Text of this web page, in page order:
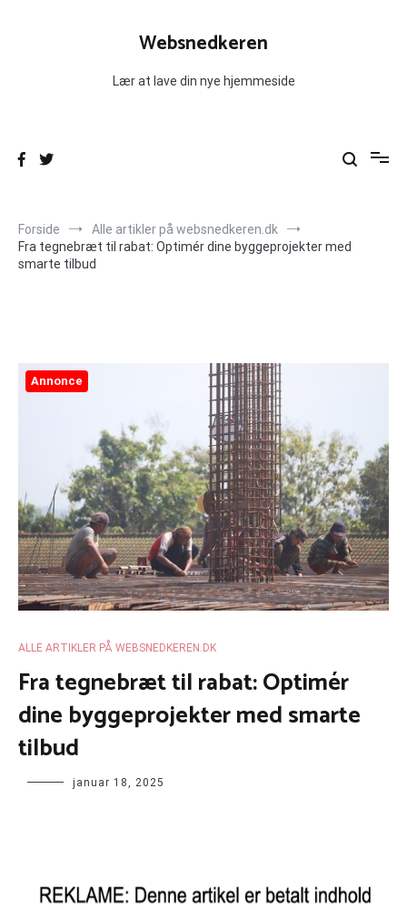
Websnedkeren
Lær at lave din nye hjemmeside
Forside
Alle artikler på websnedkeren.dk
Fra tegnebræt til rabat: Optimér dine byggeprojekter med
smarte tilbud
Annonce
ALLE ARTIKLER PÅ WEBSNEDKEREN.DK
Fra tegnebræt til rabat: Optimér
dine byggeprojekter med smarte
tilbud
januar 18, 2025